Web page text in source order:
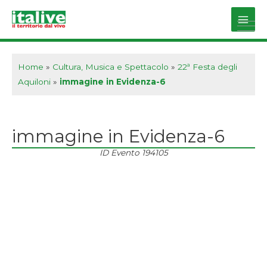
Main
Home » Cultura, Musica e Spettacolo » 22ª Festa degli
Aquiloni » immagine in Evidenza-6
immagine in Evidenza-6
ID Evento 194105